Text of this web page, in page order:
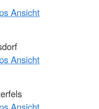
Ansicht
Ansicht